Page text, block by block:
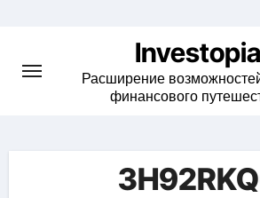
content
Investopia
Расширение
финансового